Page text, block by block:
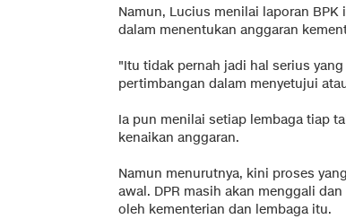
Namun, Lucius menilai laporan
dalam menentukan anggaran
"Itu tidak pernah jadi hal serius
pertimbangan dalam menyetujui
Ia pun menilai setiap lembaga tiap
kenaikan anggaran.
Namun menurutnya, kini proses
awal. DPR masih akan menggali
oleh kementerian dan lembaga itu.